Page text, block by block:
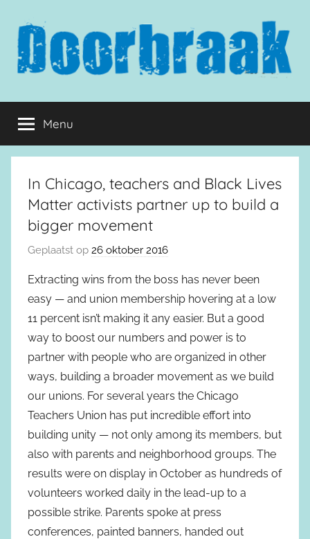
inhoud
springen
Doorbraak.eu
Menu
In Chicago, teachers and Black Lives
Matter activists partner up to build a
bigger movement
Geplaatst op 26 oktober 2016
Extracting wins from the boss has never been
easy — and union membership hovering at a low
11 percent isn’t making it any easier. But a good
way to boost our numbers and power is to
partner with people who are organized in other
ways, building a broader movement as we build
our unions. For several years the Chicago
Teachers Union has put incredible effort into
building unity — not only among its members, but
also with parents and neighborhood groups. The
results were on display in October as hundreds of
volunteers worked daily in the lead-up to a
possible strike. Parents spoke at press
conferences, painted banners, handed out